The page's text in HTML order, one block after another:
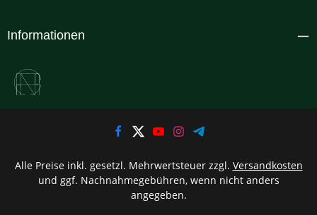
Informationen
Alle Preise inkl. gesetzl. Mehrwertsteuer zzgl. Versandkosten
und ggf. Nachnahmegebühren, wenn nicht anders
angegeben.